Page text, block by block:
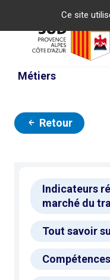
Ce site
Métiers
Retour
Indicateurs
marché du
Tout savoir
Compétences